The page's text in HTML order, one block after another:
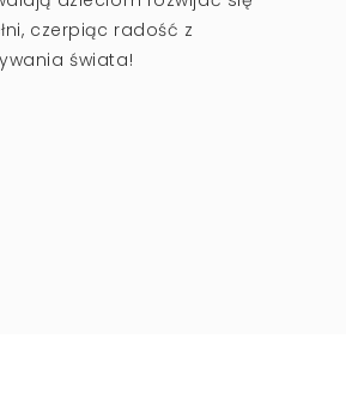
czerpiąc radość z
świata!